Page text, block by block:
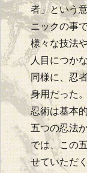
者」という
ニックの事
様々な技法
人目につか
同様に、忍
身用だった。
忍術は基本
五つの忍法
では、この
せていただ